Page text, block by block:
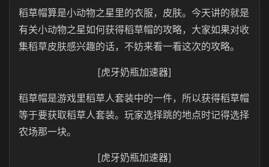
稻草帽算是小动物之星里的衣服，皮肤。今天讲的就是
有关小动物之星如何获得稻草帽的攻略，大家如果对收
集稻草皮肤感兴趣的话，不妨来看一看这次的攻略。
[虎牙奶瓶加速器]
稻草帽是游戏里稻草人套装中的一件，所以获得稻草帽
等于要获取稻草人套装。玩家选择跳的地点时记得选择
农场那一块。
[虎牙奶瓶加速器]